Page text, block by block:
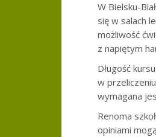
W Bielsku-
się w salach
możliwość
z napiętym
Długość
w
wymagana
Renoma
opiniami